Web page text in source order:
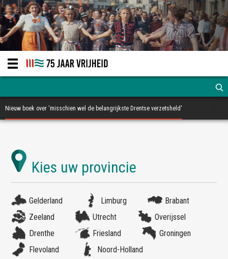
Nieuw boek over 'misschien wel de belangrijkste Drentse verzetsheld'
Gelderland Limburg
Brabant
Zeeland
Utrecht
Overijssel
Drenthe
Friesland
Groningen
Flevoland
Noord-Holland